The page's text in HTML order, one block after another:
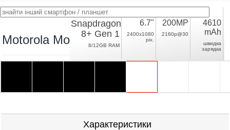
Motorola Moto X30 Pro
Snapdragon
8+ Gen 1
8/12GB RAM
6.7"
2400x1080
pix.
200MP
2160p@30
4610
mAh
швидка
зарядка
Характеристики